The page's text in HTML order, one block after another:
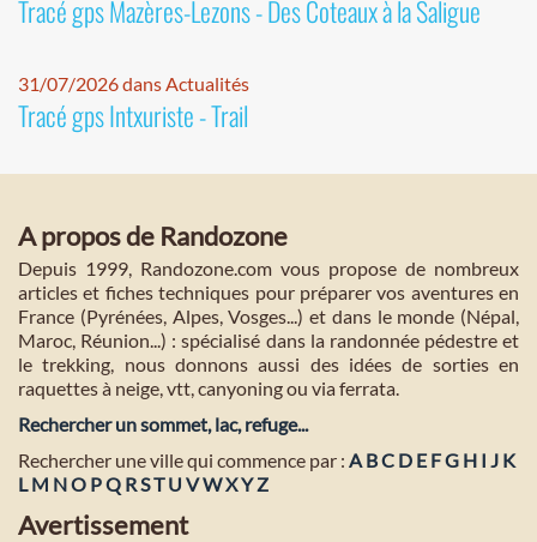
Tracé gps Mazères-Lezons - Des Coteaux à la Saligue
31/07/2026 dans Actualités
Tracé gps Intxuriste - Trail
A propos de Randozone
Depuis 1999, Randozone.com vous propose de nombreux
articles et fiches techniques pour préparer vos aventures en
France (Pyrénées, Alpes, Vosges...) et dans le monde (Népal,
Maroc, Réunion...) : spécialisé dans la randonnée pédestre et
le trekking, nous donnons aussi des idées de sorties en
raquettes à neige, vtt, canyoning ou via ferrata.
Rechercher un sommet, lac, refuge...
Rechercher une ville qui commence par : A BC D E FG H I J K
L M NO PQ RST U VWXYZ
Avertissement